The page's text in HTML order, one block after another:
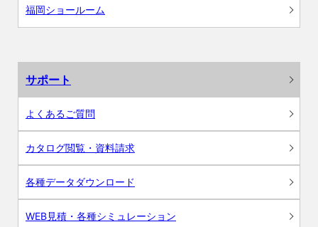
福岡ショールーム
サポート
よくあるご質問
カタログ閲覧・資料請求
各種データダウンロード
WEB見積・各種シミュレーション